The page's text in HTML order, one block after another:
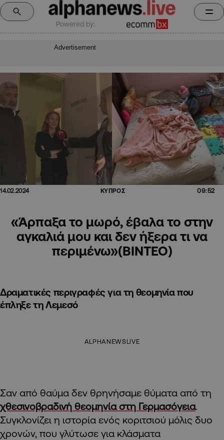
Powered by:
Advertisement
14.02.2024 ΚΥΠΡΟΣ 09:52
«Άρπαξα το μωρό, έβαλα το στην
αγκαλιά μου και δεν ήξερα τι να
περιμένω»(ΒΙΝΤΕΟ)
Δραματικές περιγραφές για τη θεομηνία που
έπληξε τη Λεμεσό
ALPHANEWSLIVE
Σαν από θαύμα δεν θρηνήσαμε θύματα από τη
χθεσινοβραδινή θεομηνία στη Γερμασόγεια.
Συγκλονίζει η ιστορία ενός κοριτσιού μόλις δυο
χρονών, που γλύτωσε για κλάσματα